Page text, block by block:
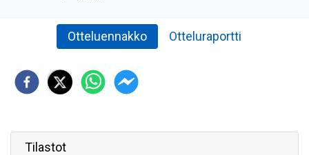
Otteluennakko Otteluraportti
Tilastot